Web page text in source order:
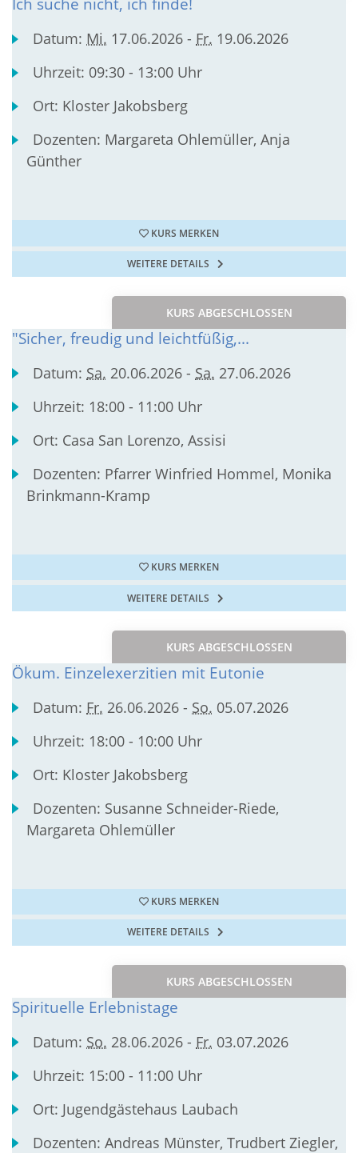
Datum: Mi. 17.06.2026 - Fr. 19.06.2026
Uhrzeit: 09:30 - 13:00 Uhr
Ort: Kloster Jakobsberg
Dozenten: Margareta Ohlemüller, Anja
Günther
KURS MERKEN
WEITERE DETAILS
KURS ABGESCHLOSSEN
"Sicher, freudig und leichtfüßig,...
Datum: Sa. 20.06.2026 - Sa. 27.06.2026
Uhrzeit: 18:00 - 11:00 Uhr
Ort: Casa San Lorenzo, Assisi
Dozenten: Pfarrer Winfried Hommel, Monika
Brinkmann-Kramp
KURS MERKEN
WEITERE DETAILS
KURS ABGESCHLOSSEN
Ökum. Einzelexerzitien mit Eutonie
Datum: Fr. 26.06.2026 - So. 05.07.2026
Uhrzeit: 18:00 - 10:00 Uhr
Ort: Kloster Jakobsberg
Dozenten: Susanne Schneider-Riede,
Margareta Ohlemüller
KURS MERKEN
WEITERE DETAILS
KURS ABGESCHLOSSEN
Spirituelle Erlebnistage
Datum: So. 28.06.2026 - Fr. 03.07.2026
Uhrzeit: 15:00 - 11:00 Uhr
Ort: Jugendgästehaus Laubach
Dozenten:Andreas Münster, Trudbert Ziegler,